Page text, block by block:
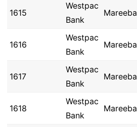
1615
Westpac
Bank
Mareeba
1616
Westpac
Bank
Mareeba
1617
Westpac
Bank
Mareeba
1618
Westpac
Bank
Mareeba